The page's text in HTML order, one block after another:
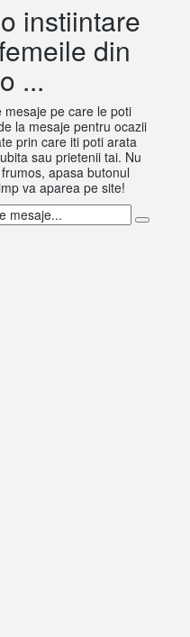
instiintare
din
...
pe care le poti
la mesaje pentru ocazii
prin care iti poti arata
sau prietenii tai. Nu
apasa butonul
va aparea pe site!